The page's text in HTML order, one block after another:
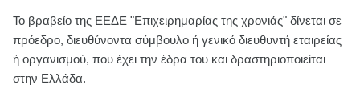
Το βραβείο της ΕΕΔΕ "Επιχειρημαρίας της χρονιάς" δίνεται σε
πρόεδρο, διευθύνοντα σύμβουλο ή γενικό διευθυντή εταιρείας
ή οργανισμού, που έχει την έδρα του και δραστηριοποιείται
στην Ελλάδα.